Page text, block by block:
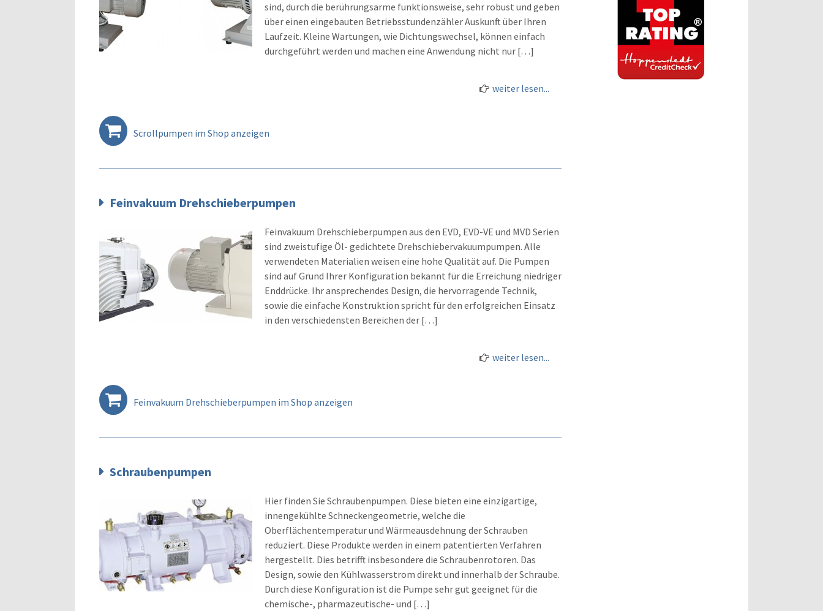
sind, durch die berührungsarme funktionsweise, sehr robust und geben
über einen eingebauten Betriebsstundenzähler Auskunft über Ihren
Laufzeit. Kleine Wartungen, wie Dichtungswechsel, können einfach
durchgeführt werden und machen eine Anwendung nicht nur […]
weiter lesen...
Scrollpumpen im Shop anzeigen
Feinvakuum Drehschieberpumpen
Feinvakuum Drehschieberpumpen aus den EVD, EVD-VE und MVD Serien
sind zweistufige Öl- gedichtete Drehschiebervakuumpumpen. Alle
verwendeten Materialien weisen eine hohe Qualität auf. Die Pumpen
sind auf Grund Ihrer Konfiguration bekannt für die Erreichung niedriger
Enddrücke. Ihr ansprechendes Design, die hervorragende Technik,
sowie die einfache Konstruktion spricht für den erfolgreichen Einsatz
in den verschiedensten Bereichen der […]
weiter lesen...
Feinvakuum Drehschieberpumpen im Shop anzeigen
Schraubenpumpen
Hier finden Sie Schraubenpumpen. Diese bieten eine einzigartige,
innengekühlte Schneckengeometrie, welche die
Oberflächentemperatur und Wärmeausdehnung der Schrauben
reduziert. Diese Produkte werden in einem patentierten Verfahren
hergestellt. Dies betrifft insbesondere die Schraubenrotoren. Das
Design, sowie den Kühlwasserstrom direkt und innerhalb der Schraube.
Durch diese Konfiguration ist die Pumpe sehr gut geeignet für die
chemische-, pharmazeutische- und […]